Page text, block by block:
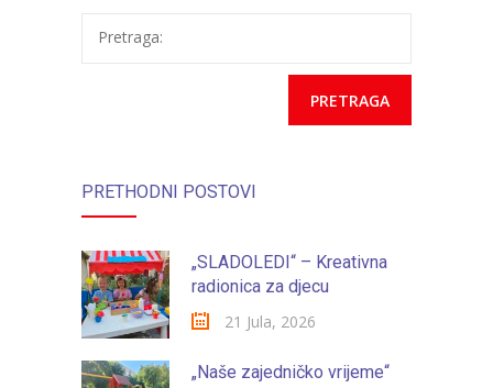
Pretraga:
PRETHODNI POSTOVI
„SLADOLEDI“ – Kreativna
radionica za djecu
21 Jula, 2026
„Naše zajedničko vrijeme“